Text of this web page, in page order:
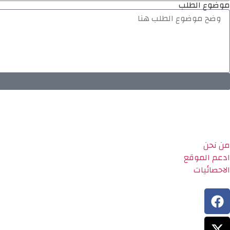
موضوع الطلب
من نحن
ادعم الموقع
الاحصائيات